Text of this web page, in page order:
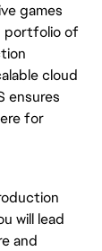
games
portfolio of
cloud
ensures
for
will lead
and